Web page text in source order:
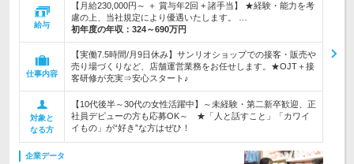
給与
【月給230,000円～ ＋ 賞与年2回 + 諸手当】 ★経験・能力を考
慮の上、当社規定により優遇いたします。 …
初年度の年収： 324～690万円
仕事内容
【実働7.5時間/月9日休み】サンリオショップでの接客・販売や
売り場づくりなど、店舗運営業務をお任せします。★OJT＋接
客研修が充実⇒安心スタート♪
対象と
なる方
【10代後半～30代の女性活躍中】～未経験・第二新卒歓迎、正
社員デビューの方も応募OK～ ★「人と話すこと」「カワイ
イもの」が“好き”な方はぜひ！
企業データ